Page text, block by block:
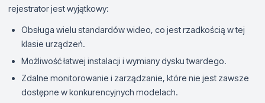
rejestrator jest wyjątkowy:
Obsługa wielu standardów wideo, co jest rzadkością w tej
klasie urządzeń.
Możliwość łatwej instalacji i wymiany dysku twardego.
Zdalne monitorowanie i zarządzanie, które nie jest zawsze
dostępne w konkurencyjnych modelach.